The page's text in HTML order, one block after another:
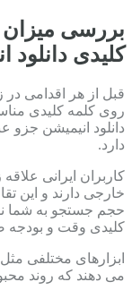
بررسی
کلیدی دانلود
قبل از هر اقدامی در
روی کلمه کلیدی
دانلود انیمیشن جزو
دارد.
کاربران ایرانی
خارجی دارند و این
حجم جستجو به شما
کلیدی وقت و بودجه
ابزارهای مختلفی
می دهند که روند